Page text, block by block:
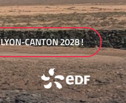
LYON-CANTON 2028 !